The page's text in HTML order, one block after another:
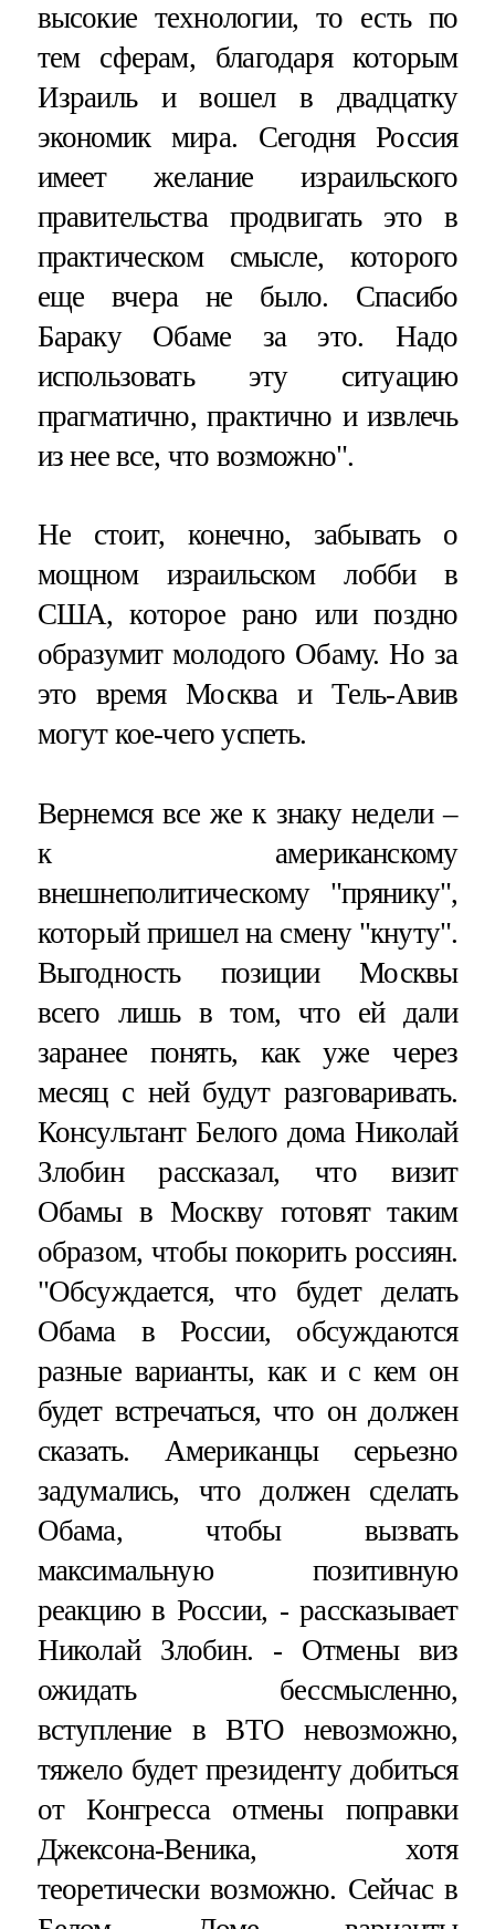
высокие технологии, то есть по
тем сферам, благодаря которым
Израиль и вошел в двадцатку
экономик мира. Сегодня Россия
имеет желание израильского
правительства продвигать это в
практическом смысле, которого
еще вчера не было. Спасибо
Бараку Обаме за это. Надо
использовать эту ситуацию
прагматично, практично и извлечь
из нее все, что возможно".
Не стоит, конечно, забывать о
мощном израильском лобби в
США, которое рано или поздно
образумит молодого Обаму. Но за
это время Москва и Тель-Авив
могут кое-чего успеть.
Вернемся все же к знаку недели –
к американскому
внешнеполитическому "прянику",
который пришел на смену "кнуту".
Выгодность позиции Москвы
всего лишь в том, что ей дали
заранее понять, как уже через
месяц с ней будут разговаривать.
Консультант Белого дома Николай
Злобин рассказал, что визит
Обамы в Москву готовят таким
образом, чтобы покорить россиян.
"Обсуждается, что будет делать
Обама в России, обсуждаются
разные варианты, как и с кем он
будет встречаться, что он должен
сказать. Американцы серьезно
задумались, что должен сделать
Обама, чтобы вызвать
максимальную позитивную
реакцию в России, - рассказывает
Николай Злобин. - Отмены виз
ожидать бессмысленно,
вступление в ВТО невозможно,
тяжело будет президенту добиться
от Конгресса отмены поправки
Джексона-Веника, хотя
теоретически возможно. Сейчас в